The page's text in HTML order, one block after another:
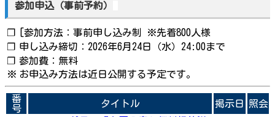
参加申込（事前予約）
❐
[参加方法：事前申し込み制 ※先着800人様
❐ 申し込み締切：2026年6月24日（水）24:00まで
❐ 参加費：無料
※ お申込み方法は近日公開する予定です。
番
号
タイトル 掲示日 照会